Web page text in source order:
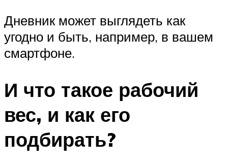
Дневник может выглядеть как
угодно и быть, например, в вашем
смартфоне.
И что такое рабочий
вес, и как его
подбирать?